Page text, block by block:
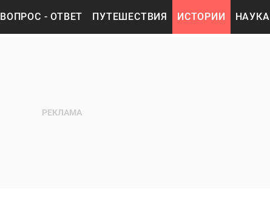
ВОПРОС - ОТВЕТ ПУТЕШЕСТВИЯ ИСТОРИИ НАУКА